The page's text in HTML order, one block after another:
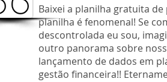
Baixei a planilha gratuita
planilha é fenomenal! Se
descontrolada eu sou,
outro panorama sobre
lançamento de dados em
gestão financeira!!